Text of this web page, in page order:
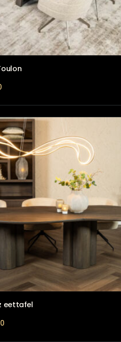
€1.368,00